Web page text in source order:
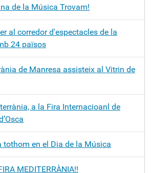
de la Música Trovam!
al corredor d'espectacles de la
24 països
de Manresa assisteix al Vitrin de
a la Fira Internacioanl de
tothom en el Dia de la Música
MEDITERRÀNIA!!